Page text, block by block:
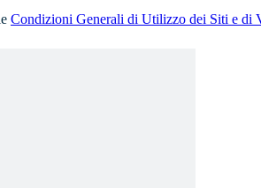
Condizioni Generali di Utilizzo dei Siti e di